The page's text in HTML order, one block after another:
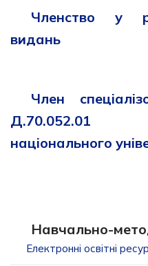
Членство у
видань
Член
Д.70.052.01
національного
Навчально-
Електронні освітні